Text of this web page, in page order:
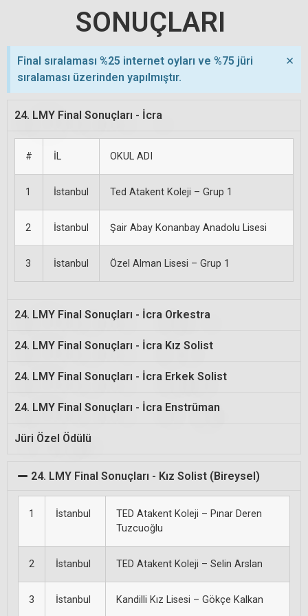
SONUÇLARI
What are the benefits of
using a CBD bath bomb?
CBD bath
bombs are
thought to be
beneficial
because they
help to soothe
and relax the
body. CBD is
known to help
with pain relief,
inflammation,
and anxiety, so
What is the difference
between hemp and
marijuana?
Hemp and
marijuana are
both varieties
of the Cannabis
sativa plant, but
they have
different
chemical
compositions
and thus
produce
different
Final sıralaması %25 internet oyları ve %75 jüri
sıralaması üzerinden yapılmıştır.
×
24. LMY Final Sonuçları - İcra
# İL OKUL ADI
1 İstanbul Ted Atakent Koleji – Grup 1
2 İstanbul Şair Abay Konanbay Anadolu Lisesi
3 İstanbul Özel Alman Lisesi – Grup 1
24. LMY Final Sonuçları - İcra Orkestra
24. LMY Final Sonuçları - İcra Kız Solist
24. LMY Final Sonuçları - İcra Erkek Solist
24. LMY Final Sonuçları - İcra Enstrüman
Jüri Özel Ödülü
24. LMY Final Sonuçları - Kız Solist (Bireysel)
1 İstanbul
TED Atakent Koleji – Pınar Deren
Tuzcuoğlu
2 İstanbul TED Atakent Koleji – Selin Arslan
3 İstanbul Kandilli Kız Lisesi – Gökçe Kalkan